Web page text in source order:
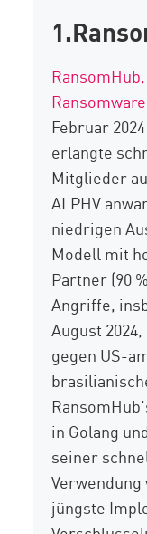
RansomHub
Februar
erlangte
Mitglieder
ALPHV
niedrigen
Modell mit
Partner (90
Angriffe,
August
gegen US-
in Golang
seiner
Verwendung
jüngste